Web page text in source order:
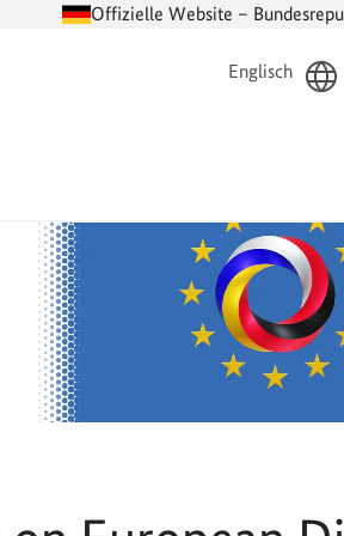
Offizielle Website –
Englisch